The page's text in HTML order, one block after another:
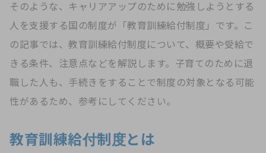
そのような、キャリアアップのために勉強しようとする
人を支援する国の制度が「教育訓練給付制度」です。こ
の記事では、教育訓練給付制度について、概要や受給で
きる条件、注意点などを解説します。子育てのために退
職した人も、手続きをすることで制度の対象となる可能
性があるため、参考にしてください。
教育訓練給付制度とは